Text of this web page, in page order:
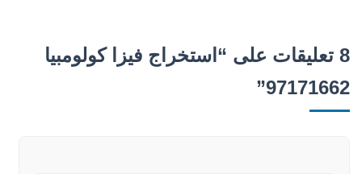
8 تعليقات على “استخراج فيزا كولومبيا
97171662”